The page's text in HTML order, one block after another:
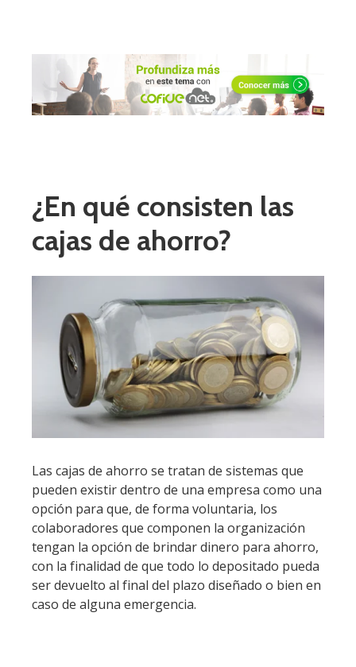
¿En qué consisten las
cajas de ahorro?
Las cajas de ahorro se tratan de sistemas que
pueden existir dentro de una empresa como una
opción para que, de forma voluntaria, los
colaboradores que componen la organización
tengan la opción de brindar dinero para ahorro,
con la finalidad de que todo lo depositado pueda
ser devuelto al final del plazo diseñado o bien en
caso de alguna emergencia.